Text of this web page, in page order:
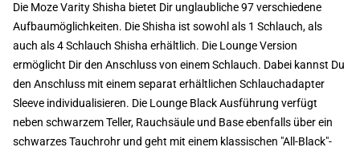
Die Moze Varity Shisha bietet Dir unglaubliche 97 verschiedene
Aufbaumöglichkeiten. Die Shisha ist sowohl als 1 Schlauch, als
auch als 4 Schlauch Shisha erhältlich. Die Lounge Version
ermöglicht Dir den Anschluss von einem Schlauch. Dabei kannst Du
den Anschluss mit einem separat erhältlichen Schlauchadapter
Sleeve individualisieren. Die Lounge Black Ausführung verfügt
neben schwarzem Teller, Rauchsäule und Base ebenfalls über ein
schwarzes Tauchrohr und geht mit einem klassischen "All-Black"-